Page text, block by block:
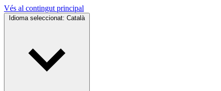
Vés al contingut principal
Idioma seleccionat: Català